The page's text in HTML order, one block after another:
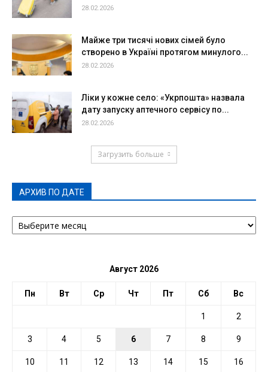
28.02.2026
Майже три тисячі нових сімей було
створено в Україні протягом минулого...
28.02.2026
Ліки у кожне село: «Укрпошта» назвала
дату запуску аптечного сервісу по...
28.02.2026
Загрузить больше
АРХИВ ПО ДАТЕ
АРХИВ
ПО
Август 2026
Пн Вт Ср Чт Пт Сб Вс
1 2
3 4 5 6 7 8 9
10 11 12 13 14 15 16